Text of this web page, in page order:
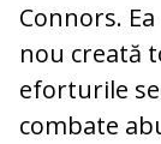
Connors.
nou creată
eforturile
combate